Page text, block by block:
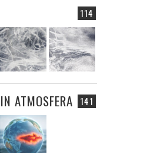
114
141
ATMOSFERA